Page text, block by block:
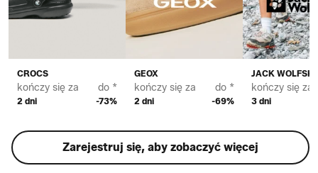
CROCS
kończy się za
2 dni
do *
-73%
GEOX
kończy się za
2 dni
do *
-69%
JACK
kończy się za
3 dni
Zarejestruj się, aby zobaczyć więcej